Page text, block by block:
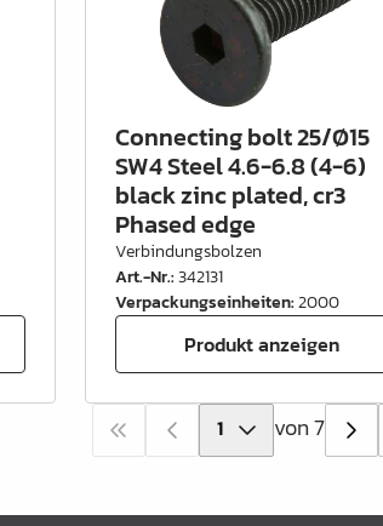
Connecting bolt 25/Ø15
SW4 Steel 4.6-6.8 (4-6)
black zinc plated, cr3
Phased edge
Verbindungsbolzen
Art.-Nr.:342131
Verpackungseinheiten:2000
Produkt anzeigen
von 7